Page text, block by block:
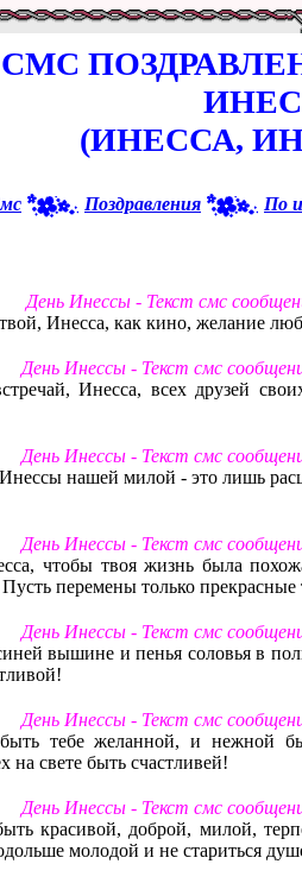
(ИНЕССА,
Поздравления По
День Инессы - Текст смс
Инесса, как кино, желание
День Инессы - Текст смс
Инесса, всех друзей
День Инессы - Текст смс
нашей милой - это лишь
День Инессы - Текст смс
чтобы твоя жизнь была
перемены только
День Инессы - Текст смс
вышине и пенья соловья в
День Инессы - Текст смс
тебе желанной, и нежной
на свете быть счастливей!
День Инессы - Текст смс
красивой, доброй, милой,
молодой и не стариться